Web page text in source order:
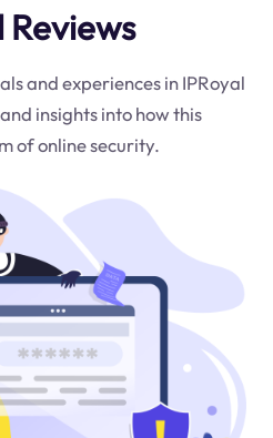
Reviews
and experiences in IPRoyal
insights into how this
of online security.